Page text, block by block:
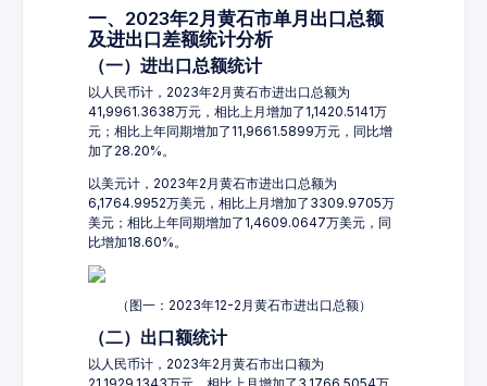
一、2023年2月黄石市单月出口总额
及进出口差额统计分析
（一）进出口总额统计
以人民币计，2023年2月黄石市进出口总额为
41,9961.3638万元，相比上月增加了1,1420.5141万
元；相比上年同期增加了11,9661.5899万元，同比增
加了28.20%。
以美元计，2023年2月黄石市进出口总额为
6,1764.9952万美元，相比上月增加了3309.9705万
美元；相比上年同期增加了1,4609.0647万美元，同
比增加18.60%。
（图一：2023年12-2月黄石市进出口总额）
（二）出口额统计
以人民币计，2023年2月黄石市出口额为